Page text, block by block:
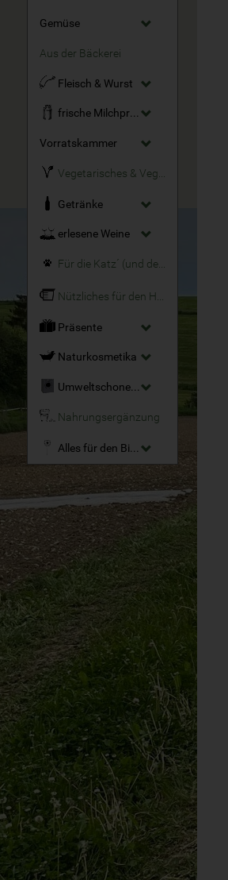
Gemüse
Aus der Bäckerei
Fleisch & Wurst
frische Milchprodukte
Vorratskammer
Getränke
erlesene Weine
Für die Katz´ (und den Hund)
Präsente
Naturkosmetika
Umweltschonende Reinigungsmittel
Nahrungsergänzung
Alles für den Bio-Garten